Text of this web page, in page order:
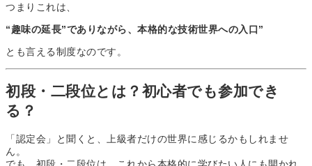
つまりこれは、
“趣味の延長”でありながら、本格的な技術世界への入口”
とも言える制度なのです。
初段・二段位とは？初心者でも参加でき
る？
「認定会」と聞くと、上級者だけの世界に感じるかもしれませ
ん。
でも、初段・二段位は、これから本格的に学びたい人にも開かれ